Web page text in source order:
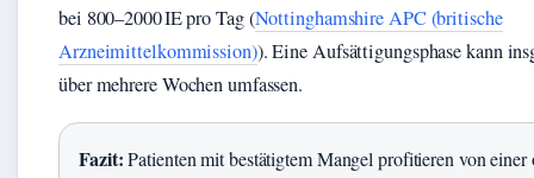
bei 800–2000 IE pro Tag (Nottinghamshire APC (britische
Arzneimittelkommission)). Eine Aufsättigungsphase kann
über mehrere Wochen umfassen.
Fazit:Patienten mit bestätigtem Mangel profitieren von einer